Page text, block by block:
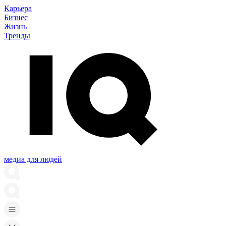
Карьера
Бизнес
Жизнь
Тренды
медиа для людей